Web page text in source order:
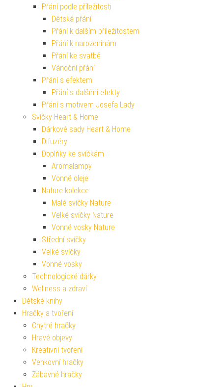
Přání podle příležitosti
Dětská přání
Přání k dalším příležitostem
Přání k narozeninám
Přání ke svatbě
Vánoční přání
Přání s efektem
Přání s dalšími efekty
Přání s motivem Josefa Lady
Svíčky Heart & Home
Dárkové sady Heart & Home
Difuzéry
Doplňky ke svíčkám
Aromalampy
Vonné oleje
Nature kolekce
Malé svíčky Nature
Velké svíčky Nature
Vonné vosky Nature
Střední svíčky
Velké svíčky
Vonné vosky
Technologické dárky
Wellness a zdraví
Dětské knihy
Hračky a tvoření
Chytré hračky
Hravé objevy
Kreativní tvoření
Venkovní hračky
Zábavné hračky